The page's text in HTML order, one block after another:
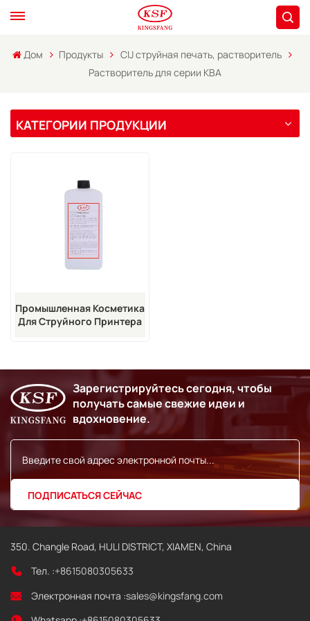
Дом Продукты
CIJ струйная печать, растворитель
Растворитель для серии KBA
КАТЕГОРИИ ПРОДУКЦИИ
Промышленная Косметика
Для Струйного Принтера
Зарегистрируйтесь сегодня, чтобы
получать самые свежие идеи и
вдохновение.
350. Changle Road, HULI DISTRICT, XIAMEN, China
Тел. :+8615080305633
Электронная почта :sales@kingsfang.com